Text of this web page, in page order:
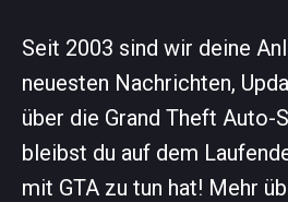
Seit 2003 sind wir deine
neuesten Nachrichten,
über die Grand Theft Auto-
bleibst du auf dem
mit GTA zu tun hat! Mehr